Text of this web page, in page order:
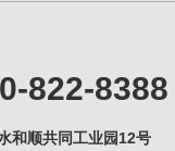
822-8388
和顺共同工业园12号